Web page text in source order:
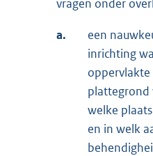
vragen onder
a.
een
inrichting
oppervlakte
plattegrond
welke
en in welk